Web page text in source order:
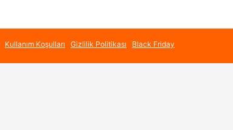
Kullanım Koşulları Gizlilik Politikası Black Friday